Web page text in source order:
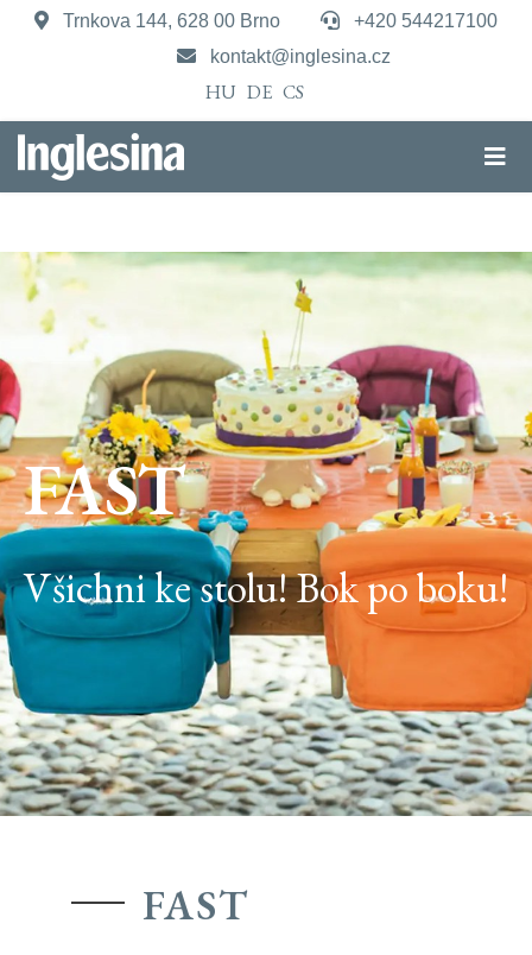
Trnkova 144, 628 00 Brno
+420 544217100
kontakt@inglesina.cz
HU DE CS
FAST
Všichni ke stolu! Bok po boku!
FAST